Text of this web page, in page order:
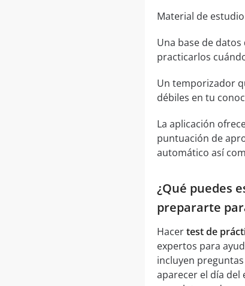
Material de
Una base de
practicarlos
Un temporizador
débiles en tu
La aplicación
puntuación de
automático así
¿Qué puedes
prepararte
Hacertest de
expertos para
incluyen
aparecer el día del